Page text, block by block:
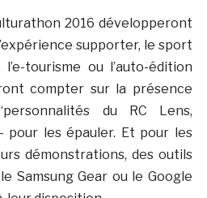
2016 développeront
supporter, le sport
tourisme ou l’auto-édition
compter sur la présence
du RC Lens,
pour les épauler. Et pour les
démonstrations, des outils
Samsung Gear ou le Google